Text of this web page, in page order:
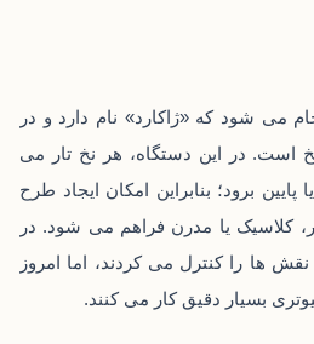
می ‌شود که «ژاکارد» نام دارد و در
است. در این دستگاه، هر نخ تار می
برود؛ بنابراین امکان ایجاد طرح‌
کلاسیک یا مدرن فراهم می ‌شود. در
ها را کنترل می‌ کردند، اما امروز
بسیار دقیق کار می‌ کنند.